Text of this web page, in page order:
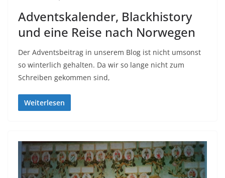
Adventskalender, Blackhistory
und eine Reise nach Norwegen
Der Adventsbeitrag in unserem Blog ist nicht umsonst
so winterlich gehalten. Da wir so lange nicht zum
Schreiben gekommen sind,
Weiterlesen